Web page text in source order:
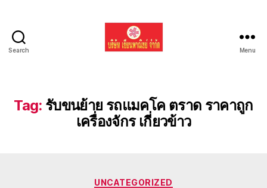
Search
รถ
แบค
โฮ
Menu
Tag: รับขนย้าย รถแมคโค ตราด ราคาถูก
เครื่องจักร เกี่ยวข้าว
Categories
UNCATEGORIZED